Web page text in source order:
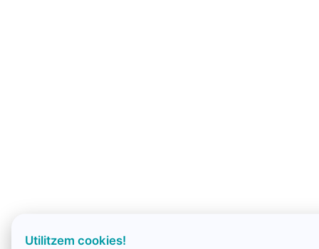
Utilitzem cookies!